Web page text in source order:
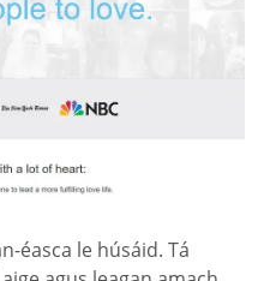
éasca le húsáid. Tá